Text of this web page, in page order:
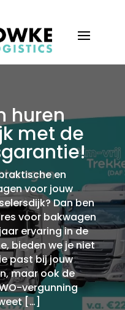
huren
met de
en
voor jouw
Dan ben
voor bakwagen
ervaring in de
bieden we je niet
past bij jouw
maar ook de
vergunning
[…]